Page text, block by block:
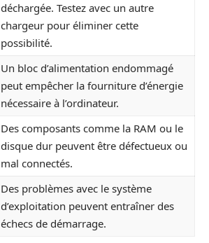
déchargée. Testez avec un autre
chargeur pour éliminer cette
possibilité.
Un bloc d’alimentation endommagé
peut empêcher la fourniture d’énergie
nécessaire à l’ordinateur.
Des composants comme la RAM ou le
disque dur peuvent être défectueux ou
mal connectés.
Des problèmes avec le système
d’exploitation peuvent entraîner des
échecs de démarrage.